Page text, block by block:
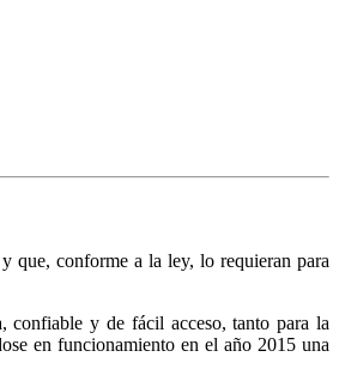
que, conforme a la ley, lo requieran para
confiable y de fácil acceso, tanto para la
en funcionamiento en el año 2015 una